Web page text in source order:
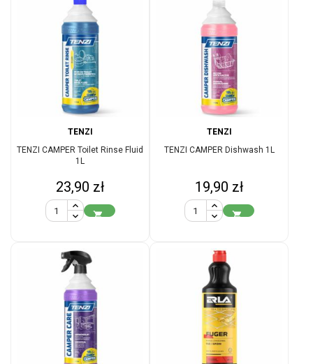
TENZI
TENZI CAMPER Toilet Rinse Fluid
1L
Cena
23,90 zł

TENZI
TENZI CAMPER Dishwash 1L
Cena
19,90 zł
